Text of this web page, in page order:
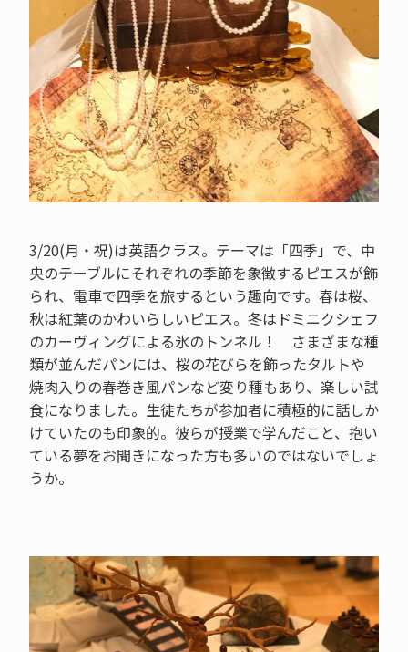
3/20(月・祝)は英語クラス。テーマは「四季」で、中
央のテーブルにそれぞれの季節を象徴するピエスが飾
られ、電車で四季を旅するという趣向です。春は桜、
秋は紅葉のかわいらしいピエス。冬はドミニクシェフ
のカーヴィングによる氷のトンネル！ さまざまな種
類が並んだパンには、桜の花びらを飾ったタルトや
焼肉入りの春巻き風パンなど変り種もあり、楽しい試
食になりました。生徒たちが参加者に積極的に話しか
けていたのも印象的。彼らが授業で学んだこと、抱い
ている夢をお聞きになった方も多いのではないでしょ
うか。